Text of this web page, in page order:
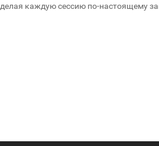
каждую сессию по-настоящему